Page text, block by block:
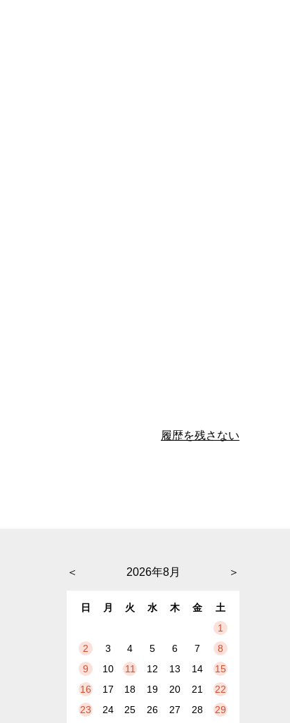
履歴を残さない
＜ ＞
2026年8月
日 月 火 水 木 金
土
1
2
3 4 5 6 7
8
9
10 11 12 13 14
15
16
17 18 19 20 21
22
23
24 25 26 27 28 29